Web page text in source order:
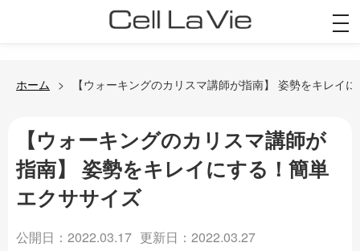
ホーム 【ウォーキングのカリスマ講師が指南】 姿勢をキレイ
【ウォーキングのカリスマ講師が
指南】 姿勢をキレイにする！簡単
エクササイズ
公開日：2022.03.17 更新日：2022.03.27